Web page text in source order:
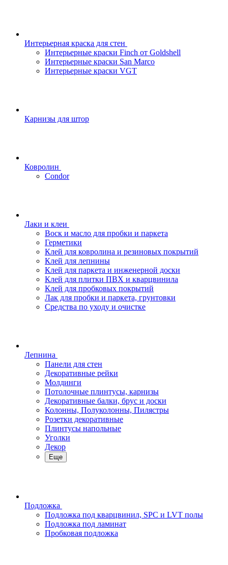
Интерьерная краска для стен
Интерьерные краски Finch от Goldshell
Интерьерные краски San Marco
Интерьерные краски VGT
Карнизы для штор
Ковролин
Condor
Лаки и клеи
Воск и масло для пробки и паркета
Герметики
Клей для ковролина и резиновых покрытий
Клей для лепнины
Клей для паркета и инженерной доски
Клей для плитки ПВХ и кварцвинила
Клей для пробковых покрытий
Лак для пробки и паркета, грунтовки
Средства по уходу и очистке
Лепнина
Панели для стен
Декоративные рейки
Молдинги
Потолочные плинтусы, карнизы
Декоративные балки, брус и доски
Колонны, Полуколонны, Пилястры
Розетки декоративные
Плинтусы напольные
Уголки
Декор
Еще
Подложка
Подложка под кварцвинил, SPC и LVT полы
Подложка под ламинат
Пробковая подложка